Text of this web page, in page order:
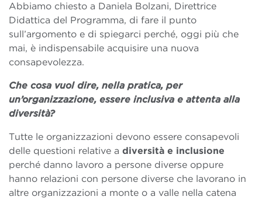
Abbiamo chiesto a Daniela Bolzani, Direttrice
Didattica del Programma, di fare il punto
sull’argomento e di spiegarci perché, oggi più che
mai, è indispensabile acquisire una nuova
consapevolezza.
Che cosa vuol dire, nella pratica, per
un’organizzazione, essere inclusiva e attenta alla
diversità?
Tutte le organizzazioni devono essere consapevoli
delle questioni relative a diversità e inclusione
perché danno lavoro a persone diverse oppure
hanno relazioni con persone diverse che lavorano in
altre organizzazioni a monte o a valle nella catena